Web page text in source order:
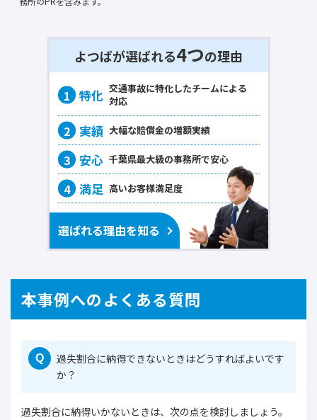
よつばが選ばれる4つの理由
交通事故に特化したチームによる
対応
大幅な賠償金の増額実績
千葉県最大級の事務所で安心
高いお客様満足度
選ばれる理由を知る
本事例へのよくある質問
Q
過失割合に納得できないときはどうすればよいです
か？
過失割合に納得いかないときは、次の点を検討しましょう。